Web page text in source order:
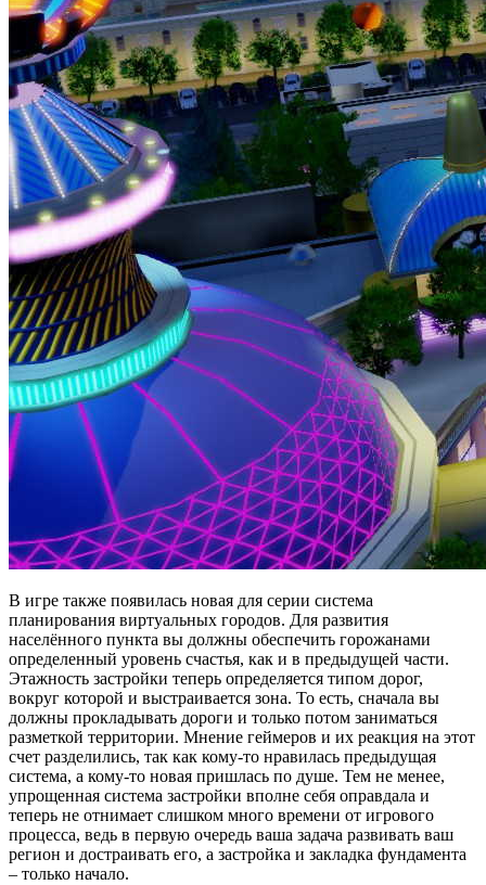
В игре также появилась новая для серии система
планирования виртуальных городов. Для развития
населённого пункта вы должны обеспечить горожанами
определенный уровень счастья, как и в предыдущей части.
Этажность застройки теперь определяется типом дорог,
вокруг которой и выстраивается зона. То есть, сначала вы
должны прокладывать дороги и только потом заниматься
разметкой территории. Мнение геймеров и их реакция на этот
счет разделились, так как кому-то нравилась предыдущая
система, а кому-то новая пришлась по душе. Тем не менее,
упрощенная система застройки вполне себя оправдала и
теперь не отнимает слишком много времени от игрового
процесса, ведь в первую очередь ваша задача развивать ваш
регион и достраивать его, а застройка и закладка фундамента
– только начало.